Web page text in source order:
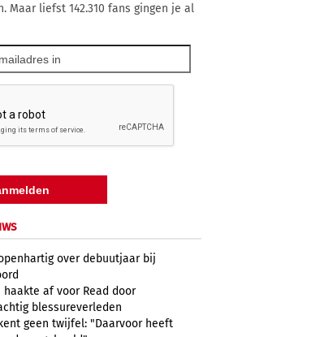
Maar liefst 142.310 fans gingen je al
over debuutjaar bij
haakte af voor Read door
blessureverleden
geen twijfel: "Daarvoor heeft